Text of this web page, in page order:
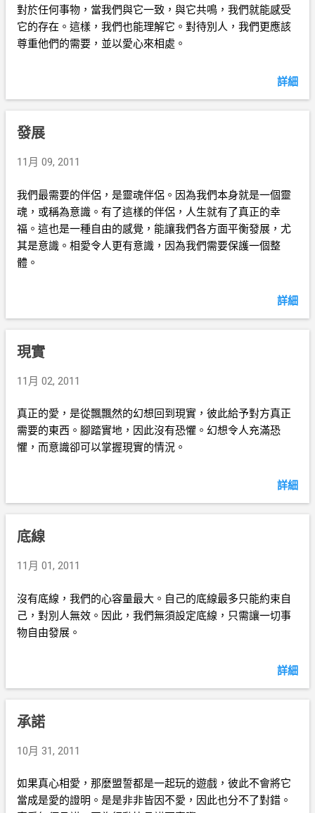
對於任何事物，當我們與它一致，與它共鳴，我們就能感受
它的存在。這樣，我們也能理解它。對待別人，我們更應該
尊重他們的需要，並以愛心來相處。
詳細
發展
11月 09, 2011
我們最需要的伴侶，是靈魂伴侶。因為我們本身就是一個靈
魂，或稱為意識。有了這樣的伴侶，人生就有了真正的幸
福。這也是一種自由的感覺，能讓我們各方面平衡發展，尤
其是意識。相愛令人更有意識，因為我們需要保護一個整
體。
詳細
現實
11月 02, 2011
真正的愛，是從飄飄然的幻想回到現實，彼此給予對方真正
需要的東西。腳踏實地，因此沒有恐懼。幻想令人充滿恐
懼，而意識卻可以掌握現實的情況。
詳細
底線
11月 01, 2011
沒有底線，我們的心容量最大。自己的底線最多只能約束自
己，對別人無效。因此，我們無須設定底線，只需讓一切事
物自由發展。
詳細
承諾
10月 31, 2011
如果真心相愛，那麼盟誓都是一起玩的遊戲，彼此不會將它
當成是愛的證明。是是非非皆因不愛，因此也分不了對錯。